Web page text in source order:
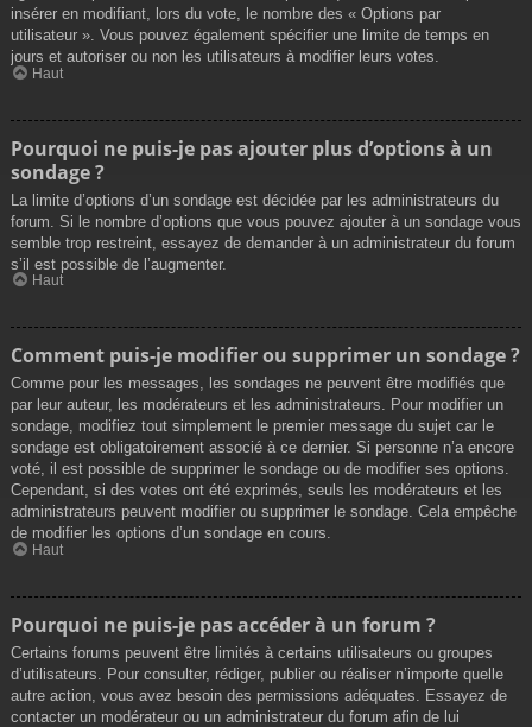
insérer en modifiant, lors du vote, le nombre des « Options par
utilisateur ». Vous pouvez également spécifier une limite de temps en
jours et autoriser ou non les utilisateurs à modifier leurs votes.
Haut
Pourquoi ne puis-je pas ajouter plus d’options à un
sondage ?
La limite d’options d’un sondage est décidée par les administrateurs du
forum. Si le nombre d’options que vous pouvez ajouter à un sondage vous
semble trop restreint, essayez de demander à un administrateur du forum
s’il est possible de l’augmenter.
Haut
Comment puis-je modifier ou supprimer un sondage ?
Comme pour les messages, les sondages ne peuvent être modifiés que
par leur auteur, les modérateurs et les administrateurs. Pour modifier un
sondage, modifiez tout simplement le premier message du sujet car le
sondage est obligatoirement associé à ce dernier. Si personne n’a encore
voté, il est possible de supprimer le sondage ou de modifier ses options.
Cependant, si des votes ont été exprimés, seuls les modérateurs et les
administrateurs peuvent modifier ou supprimer le sondage. Cela empêche
de modifier les options d’un sondage en cours.
Haut
Pourquoi ne puis-je pas accéder à un forum ?
Certains forums peuvent être limités à certains utilisateurs ou groupes
d’utilisateurs. Pour consulter, rédiger, publier ou réaliser n’importe quelle
autre action, vous avez besoin des permissions adéquates. Essayez de
contacter un modérateur ou un administrateur du forum afin de lui